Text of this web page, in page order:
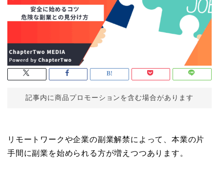
記事内に商品プロモーションを含む場合があります
リモートワークや企業の副業解禁によって、本業の片
手間に副業を始められる方が増えつつあります。